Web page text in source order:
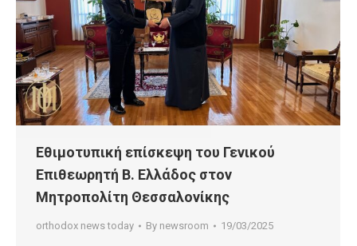
Εθιμοτυπική επίσκεψη του Γενικού
Επιθεωρητή Β. Ελλάδος στον
Μητροπολίτη Θεσσαλονίκης
orthodox news today By newsroom 19/03/2025